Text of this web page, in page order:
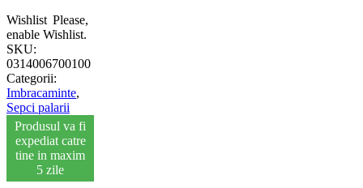
Wishlist Please,
enable Wishlist.
SKU:
0314006700100
Categorii:
Imbracaminte,
Sepci palarii
Produsul va fi
expediat catre
tine in maxim
5 zile